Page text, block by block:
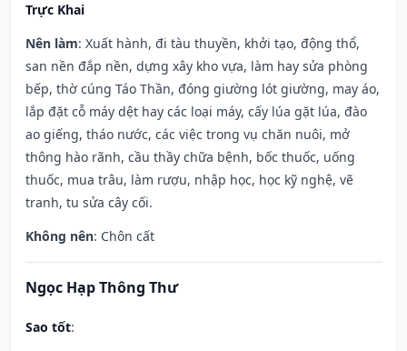
Trực Khai
Nên làm: Xuất hành, đi tàu thuyền, khởi tạo, động thổ,
san nền đắp nền, dựng xây kho vựa, làm hay sửa phòng
bếp, thờ cúng Táo Thần, đóng giường lót giường, may áo,
lắp đặt cỗ máy dệt hay các loại máy, cấy lúa gặt lúa, đào
ao giếng, tháo nước, các việc trong vụ chăn nuôi, mở
thông hào rãnh, cầu thầy chữa bệnh, bốc thuốc, uống
thuốc, mua trâu, làm rượu, nhập học, học kỹ nghệ, vẽ
tranh, tu sửa cây cối.
Không nên: Chôn cất
Ngọc Hạp Thông Thư
Sao tốt: